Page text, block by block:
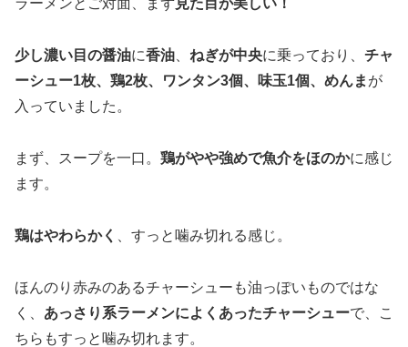
ラーメンとご対面、まず見た目が美しい！
少し濃い目の醤油に香油 ねぎが中央に乗っており、 チャ
ーシュー1枚、鶏2枚、ワンタン3個、味玉1個、めんま が
入っていました。
まず、スープを一口。 鶏がやや強めで魚介をほのかに感じ
ます。
鶏はやわらかく 、すっと噛み切れる感じ。
ほんのり赤みのあるチャーシューも油っぽいものではな
く、 あっさり系ラーメンによくあったチャーシューで、こ
ちらもすっと噛み切れます。